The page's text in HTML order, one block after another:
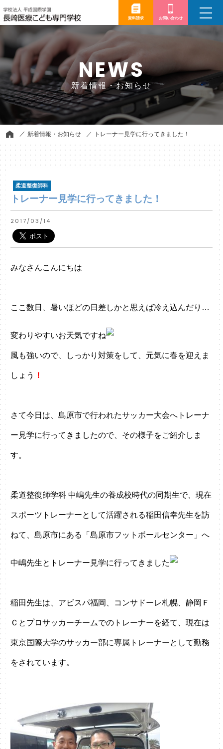
資料請求 お問い合わせ
toggle
NEWS
新着情報・お知らせ
新着情報・お知らせ トレーナー見学に行ってきました！
柔道整復師科
トレーナー見学に行ってきました！
2017/03/14
みなさんこんにちは
ここ数日、暑いほどの日差しかと思えば冷え込んだり…
変わりやすいお天気ですね
風も強いので、しっかり対策をして、元気に春を迎えま
しょう ！
さて今日は、島原市で行われたサッカー大会へトレーナ
ー見学に行ってきましたので、その様子をご紹介しま
す。
柔道整復師学科 中嶋先生の養成校時代の同期生で、現在
スポーツトレーナーとして活躍される稲田信幸先生を訪
ねて、島原市にある「島原市フットボールセンター」へ
中嶋先生とトレーナー見学に行ってきました
稲田先生は、アビスパ福岡、コンサドーレ札幌、静岡Ｆ
Ｃとプロサッカーチームでのトレーナーを経て、現在は
東京国際大学のサッカー部に専属トレーナーとして勤務
をされています。